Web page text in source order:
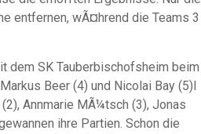
entfernen, wÃ¤hrend die Teams 3
dem SK Tauberbischofsheim beim
Beer (4) und Nicolai Bay (5)I
Annmarie MÃ¼tsch (3), Jonas
ihre Partien. Schon die